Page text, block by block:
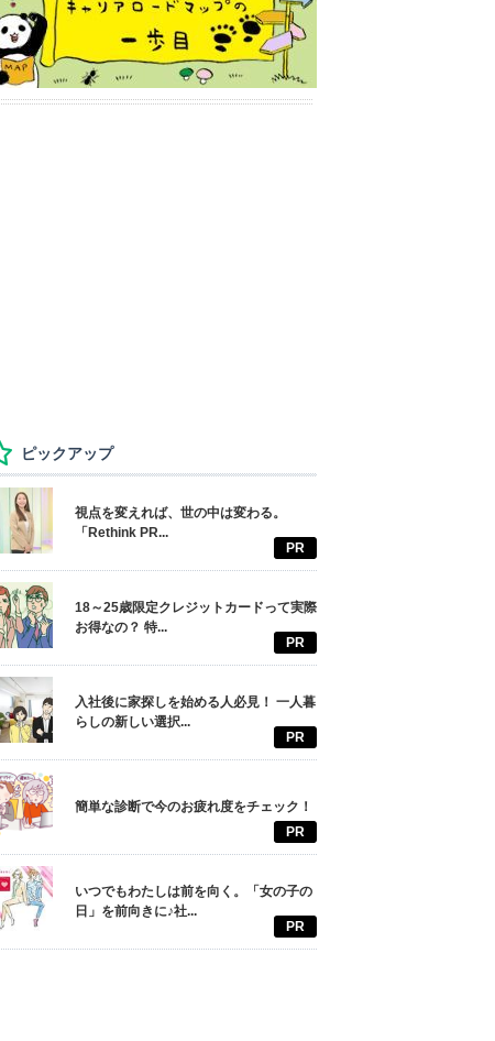
ピックアップ
視点を変えれば、世の中は変わる。
「Rethink PR...
PR
18～25歳限定クレジットカードって実際
お得なの？ 特...
PR
入社後に家探しを始める人必見！ 一人暮
らしの新しい選択...
PR
簡単な診断で今のお疲れ度をチェック！
PR
いつでもわたしは前を向く。「女の子の
日」を前向きに♪社...
PR